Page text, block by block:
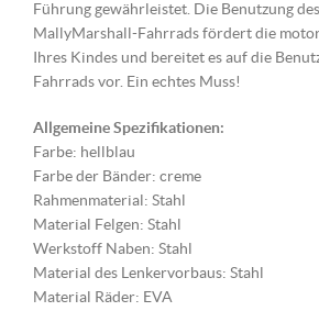
Führung gewährleistet. Die Benutzung
MallyMarshall-Fahrrads fördert die
Ihres Kindes und bereitet es auf die
Fahrrads vor. Ein echtes Muss!
Allgemeine Spezifikationen:
Farbe: hellblau
Farbe der Bänder: creme
Rahmenmaterial: Stahl
Material Felgen: Stahl
Werkstoff Naben: Stahl
Material des Lenkervorbaus: Stahl
Material Räder: EVA